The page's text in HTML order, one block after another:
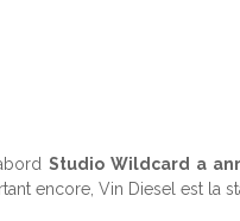
Studio Wildcard a
encore, Vin Diesel est la